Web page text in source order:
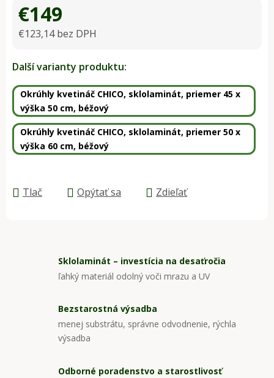
€149
€123,14 bez DPH
Další varianty produktu:
Okrúhly kvetináč CHICO, sklolaminát, priemer 45 x
výška 50 cm, béžový
Okrúhly kvetináč CHICO, sklolaminát, priemer 50 x
výška 60 cm, béžový
Tlač Opýtať sa Zdieľať
Sklolaminát – investícia na desaťročia
ľahký materiál odolný voči mrazu a UV
Bezstarostná výsadba
menej substrátu, správne odvodnenie, rýchla
výsadba
Odborné poradenstvo a starostlivosť